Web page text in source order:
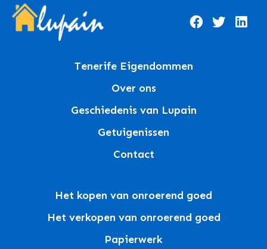
Tenerife Eigendommen
Over ons
Geschiedenis van Lupain
Getuigenissen
Contact
Het kopen van onroerend goed
Het verkopen van onroerend goed
Papierwerk